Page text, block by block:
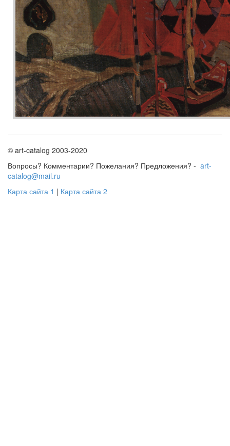
© art-catalog 2003-2020
Вопросы? Комментарии? Пожелания? Предложения? - art-
catalog@mail.ru
Карта сайта 1 | Карта сайта 2